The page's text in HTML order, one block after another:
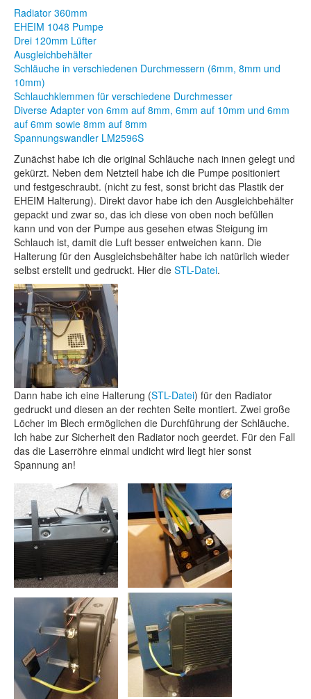
Radiator 360mm
EHEIM 1048 Pumpe
Drei 120mm Lüfter
Ausgleichbehälter
Schläuche in verschiedenen Durchmessern (6mm, 8mm und
10mm)
Schlauchklemmen für verschiedene Durchmesser
Diverse Adapter von 6mm auf 8mm, 6mm auf 10mm und 6mm
auf 6mm sowie 8mm auf 8mm
Spannungswandler LM2596S
Zunächst habe ich die original Schläuche nach innen gelegt und
gekürzt. Neben dem Netzteil habe ich die Pumpe positioniert
und festgeschraubt. (nicht zu fest, sonst bricht das Plastik der
EHEIM Halterung). Direkt davor habe ich den Ausgleichbehälter
gepackt und zwar so, das ich diese von oben noch befüllen
kann und von der Pumpe aus gesehen etwas Steigung im
Schlauch ist, damit die Luft besser entweichen kann. Die
Halterung für den Ausgleichsbehälter habe ich natürlich wieder
selbst erstellt und gedruckt. Hier die STL-Datei.
Dann habe ich eine Halterung (STL-Datei) für den Radiator
gedruckt und diesen an der rechten Seite montiert. Zwei große
Löcher im Blech ermöglichen die Durchführung der Schläuche.
Ich habe zur Sicherheit den Radiator noch geerdet. Für den Fall
das die Laserröhre einmal undicht wird liegt hier sonst
Spannung an!